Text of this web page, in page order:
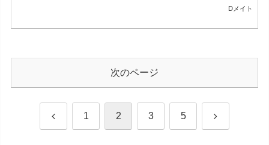
Dメイト
次のページ
前 1 2 3 5 次